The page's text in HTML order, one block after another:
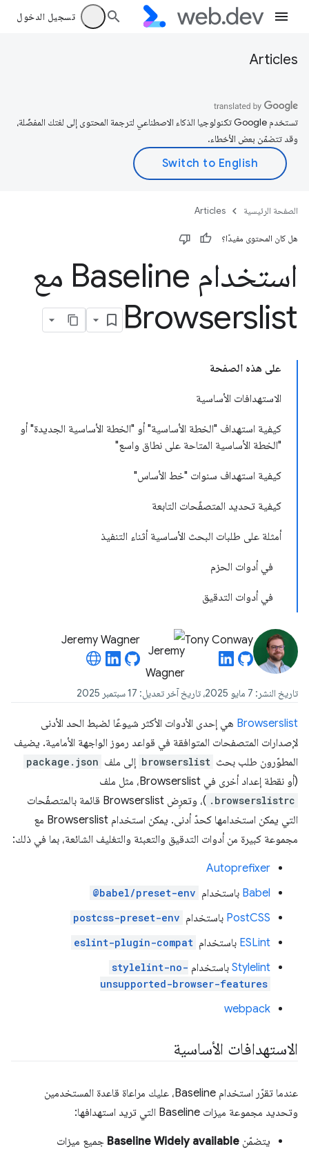
تسجيل الدخول
Articles
تستخدم Google تكنولوجيا الذكاء الاصطناعي لترجمة المحتوى إلى لغتك المفضّلة،
وقد تتضمّن بعض الأخطاء.
الصفحة الرئيسية Articles
هل كان المحتوى مفيدًا؟
استخدام Baseline مع
Browserslist
على هذه الصفحة
الاستهدافات الأساسية
كيفية استهداف "الخطة الأساسية" أو "الخطة الأساسية الجديدة" أو
"الخطة الأساسية المتاحة على نطاق واسع"
كيفية استهداف سنوات "خط الأساس"
كيفية تحديد المتصفّحات التابعة
أمثلة على طلبات البحث الأساسية أثناء التنفيذ
في أدوات الحزم
في أدوات التدقيق
Tony Conway
Jeremy Wagner
تاريخ النشر: 7 مايو 2025، تاريخ آخر تعديل: 17 سبتمبر 2025
Browserslist هي إحدى الأدوات الأكثر شيوعًا لضبط الحد الأدنى
لإصدارات المتصفحات المتوافقة في قواعد رموز الواجهة الأمامية. يضيف
المطوّرون طلب بحث browserslist إلى ملف package.json
(أو نقطة إعداد أخرى في Browserslist، مثل ملف
.browserslistrc
)، وتعرِض Browserslist قائمة بالمتصفّحات
التي يمكن استخدامها كحدّ أدنى. يمكن استخدام Browserslist مع
مجموعة كبيرة من أدوات التدقيق والتعبئة والتغليف الشائعة، بما في ذلك:
Autoprefixer
‫Babel باستخدام @babel/preset-env
PostCSS باستخدام postcss-preset-env
ESLint باستخدام eslint-plugin-compat
‫Stylelint باستخدام stylelint-no-
unsupported-browser-features
webpack
الاستهدافات الأساسية
عندما تقرّر استخدام Baseline، عليك مراعاة قاعدة المستخدمين
وتحديد مجموعة ميزات Baseline التي تريد استهدافها:
يتضمّن Baseline Widely available جميع ميزات